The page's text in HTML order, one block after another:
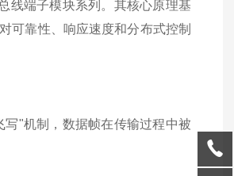
线端子模块系列。其核心原理基
可靠性、响应速度和分布式控制
写"机制，数据帧在传输过程中被